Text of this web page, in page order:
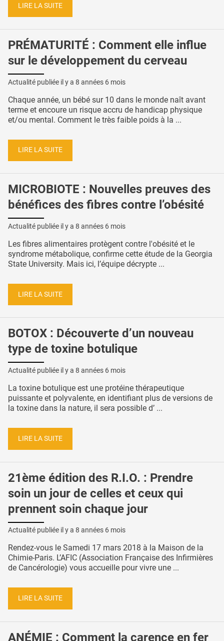
LIRE LA SUITE
PRÉMATURITÉ : Comment elle influe
sur le développement du cerveau
Actualité publiée il y a 8 années 6 mois
Chaque année, un bébé sur 10 dans le monde naît avant
terme et encoure un risque accru de handicap physique
et/ou mental. Comment le très faible poids à la ...
LIRE LA SUITE
MICROBIOTE : Nouvelles preuves des
bénéfices des fibres contre l’obésité
Actualité publiée il y a 8 années 6 mois
Les fibres alimentaires protègent contre l'obésité et le
syndrome métabolique, confirme cette étude de la Georgia
State University. Mais ici, l’équipe décrypte ...
LIRE LA SUITE
BOTOX : Découverte d’un nouveau
type de toxine botulique
Actualité publiée il y a 8 années 6 mois
La toxine botulique est une protéine thérapeutique
puissante et polyvalente, en identifiant plus de versions de
la toxine dans la nature, il sera possible d’ ...
LIRE LA SUITE
21ème édition des R.I.O. : Prendre
soin un jour de celles et ceux qui
prennent soin chaque jour
Actualité publiée il y a 8 années 6 mois
Rendez-vous le Samedi 17 mars 2018 à la Maison de la
Chimie-Paris. L’AFIC (Association Française des Infirmières
de Cancérologie) vous accueille pour vivre une ...
LIRE LA SUITE
ANÉMIE : Comment la carence en fer